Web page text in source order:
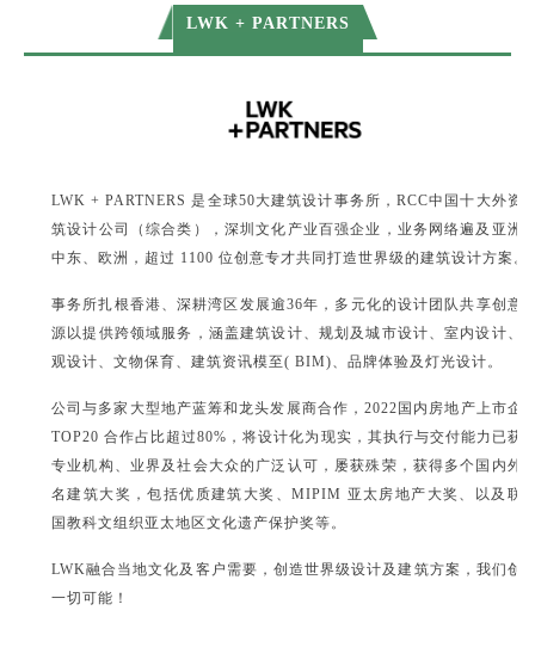
LWK + PARTNERS
LWK + PARTNERS 是全球50大建筑设计事务所，RCC中国十大外资
筑设计公司（综合类），深圳文化产业百强企业，业务网络遍及亚洲
中东、欧洲，超过 1100 位创意专才共同打造世界级的建筑设计方案。
事务所扎根香港、深耕湾区发展逾36年，多元化的设计团队共享创意
源以提供跨领域服务，涵盖建筑设计、规划及城市设计、室内设计、
观设计、文物保育、建筑资讯模至( BIM)、品牌体验及灯光设计。
公司与多家大型地产蓝筹和龙头发展商合作，2022国内房地产上市企
TOP20 合作占比超过80%，将设计化为现实，其执行与交付能力已获
专业机构、业界及社会大众的广泛认可，屡获殊荣，获得多个国内外
名建筑大奖，包括优质建筑大奖、MIPIM 亚太房地产大奖、以及联
国教科文组织亚太地区文化遗产保护奖等。
LWK融合当地文化及客户需要，创造世界级设计及建筑方案，我们创
一切可能！